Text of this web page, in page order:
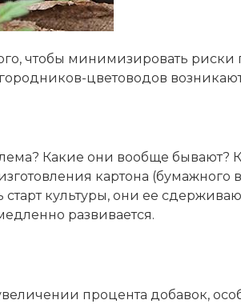
чтобы минимизировать риски
цветоводов
Какие они вообще
картона (бумажного
культуры, они ее
развивается.
процента добавок,